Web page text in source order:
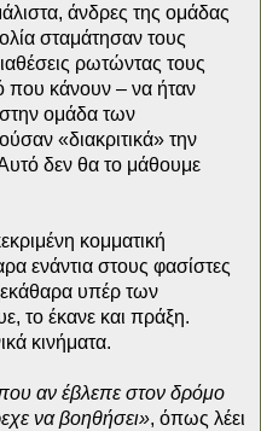
άνδρες της ομάδας
σταμάτησαν τους
ρωτώντας τους
που κάνουν – να ήταν
ομάδα των
«διακριτικά» την
δεν θα το μάθουμε
κομματική
ενάντια στους φασίστες
υπέρ των
το έκανε και πράξη.
κινήματα.
αν έβλεπε στον δρόμο
να βοηθήσει», όπως λέει